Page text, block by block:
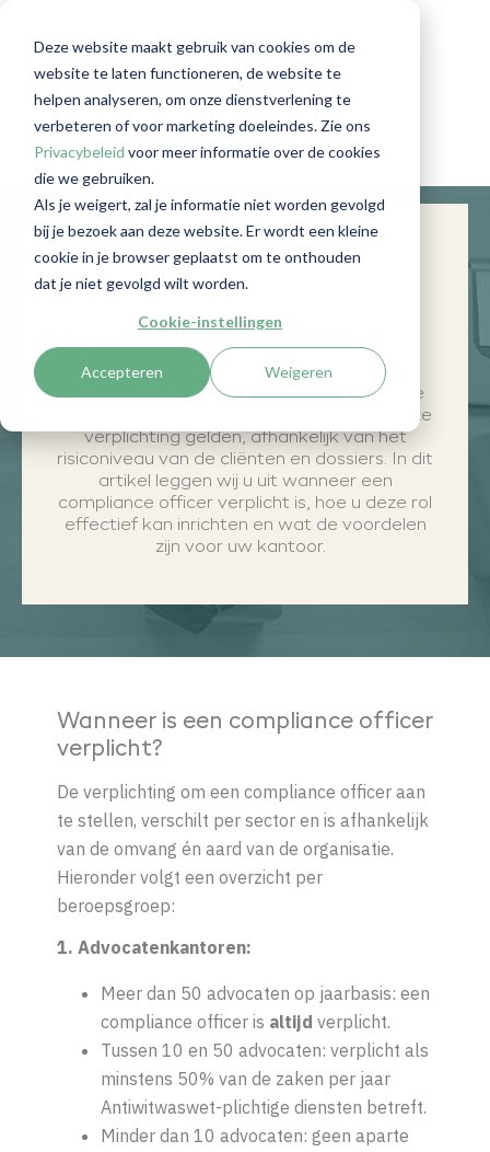
Deze website maakt gebruik van cookies om de
website te laten functioneren, de website te
helpen analyseren, om onze dienstverlening te
verbeteren of voor marketing doeleindes. Zie ons
Privacybeleid voor meer informatie over de cookies
die we gebruiken.
Als je weigert, zal je informatie niet worden gevolgd
bij je bezoek aan deze website. Er wordt een kleine
cookie in je browser geplaatst om te onthouden
dat je niet gevolgd wilt worden.
Cookie-instellingen
Accepteren Weigeren
Hoe heeft u de
compliance functie
vormgegeven?
Vraag 6 van de toezichthouder
afgelopen jaren sterk in opkomst. Dit is
grotendeels het gevolg van de
Antiwitwaswet, die grote(re) kantoren
verplicht om een complianceofficeraan te
stellen. Ook voor kleinere kantoren kan deze
verplichting gelden, afhankelijk van het
risiconiveau van de cliënten en dossiers. In dit
artikel leggen wij u uit wanneer een
compliance officer verplicht is, hoe u deze rol
effectief kan inrichten en wat de voordelen
zijn voor uw kantoor.
Wanneer is een compliance officer
verplicht?
De verplichting om een compliance officer aan
te stellen, verschilt per sector en is afhankelijk
van de omvang én aard van de organisatie.
Hieronder volgt een overzicht per
beroepsgroep:
1. Advocatenkantoren:
Meer dan 50 advocaten op jaarbasis: een
compliance officer is altijd verplicht.
Tussen 10 en 50 advocaten: verplicht als
minstens 50% van de zaken per jaar
Antiwitwaswet-plichtige diensten betreft.
Minder dan 10 advocaten: geen aparte